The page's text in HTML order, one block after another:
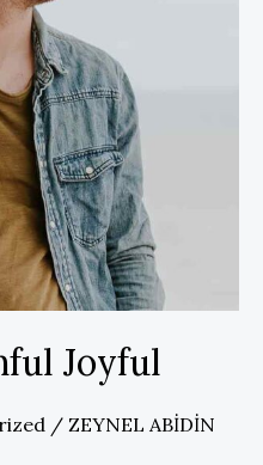
Joyful
/ ZEYNEL ABİDİN